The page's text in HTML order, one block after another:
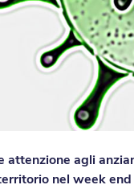
agli
nel week